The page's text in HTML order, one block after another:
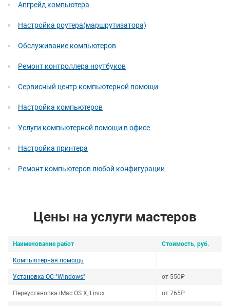
Апгрейд компьютера
Настройка роутера(маршрутизатора)
Обслуживание компьютеров
Ремонт контроллера ноутбуков
Сервисный центр компьютерной помощи
Настройка компьютеров
Услуги компьютерной помощи в офисе
Настройка принтера
Ремонт компьютеров любой конфигурации
Цены на услуги мастеров
Наименование работ Стоимость, руб.
Компьютерная помощь
Установка ОС "Windows" от 550₽
Переустановка iMac OS X, Linux от 765₽